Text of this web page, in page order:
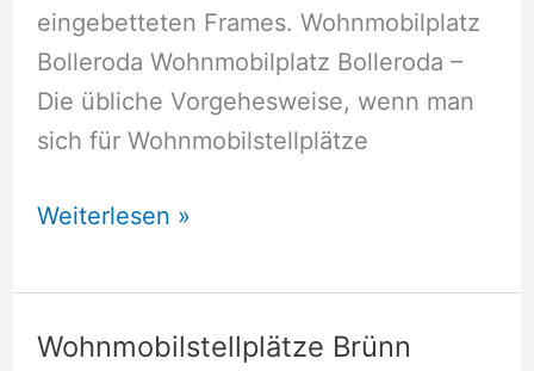
eingebetteten Frames. Wohnmobilplatz
Bolleroda Wohnmobilplatz Bolleroda –
Die übliche Vorgehesweise, wenn man
sich für Wohnmobilstellplätze
Wohnmobilstellplätze
Weiterlesen »
Wohnmobilstellplätze Brünn